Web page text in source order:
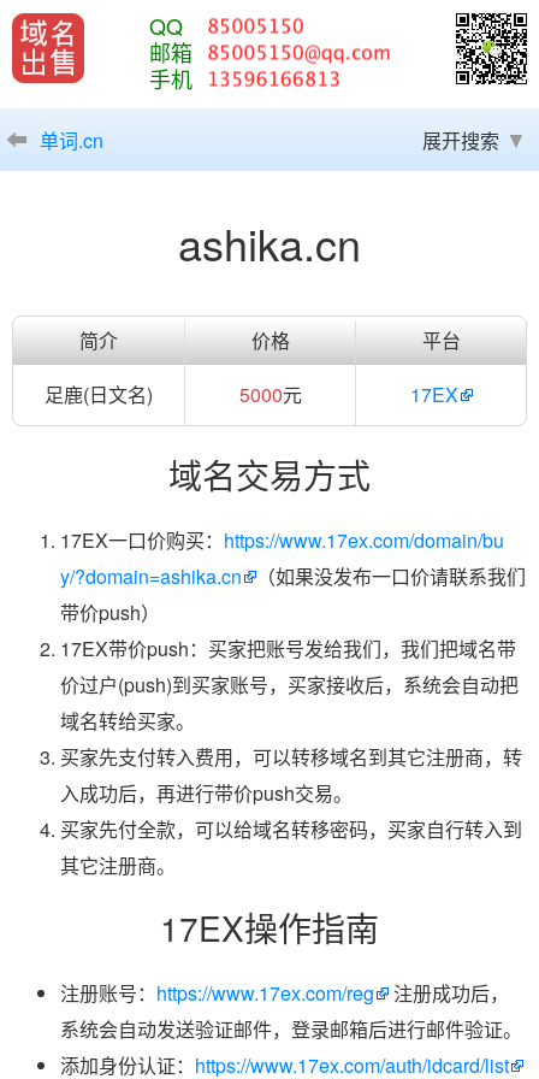
QQ
邮箱
手机
单词.cn 展开搜索
ashika.cn
简介 价格
平台
足鹿(日文名)
5000元 17EX
域名交易方式
17EX一口价购买： https://www.17ex.com/domain/bu
y/?domain=ashika.cn
（如果没发布一口价请联系我们
带价push）
17EX带价push：买家把账号发给我们，我们把域名带
价过户(push)到买家账号，买家接收后，系统会自动把
域名转给买家。
买家先支付转入费用，可以转移域名到其它注册商，转
入成功后，再进行带价push交易。
买家先付全款，可以给域名转移密码，买家自行转入到
其它注册商。
17EX操作指南
注册账号： https://www.17ex.com/reg
注册成功后，
系统会自动发送验证邮件，登录邮箱后进行邮件验证。
添加身份认证： https://www.17ex.com/auth/idcard/list